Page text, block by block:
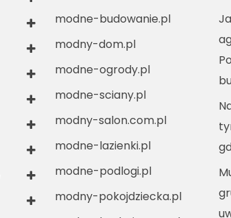
modne-budowanie.pl
modny-dom.pl
modne-ogrody.pl
modne-sciany.pl
modny-salon.com.pl
modne-lazienki.pl
modne-podlogi.pl
modny-pokojdziecka.pl